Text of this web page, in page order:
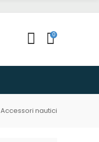
0
Accessori nautici